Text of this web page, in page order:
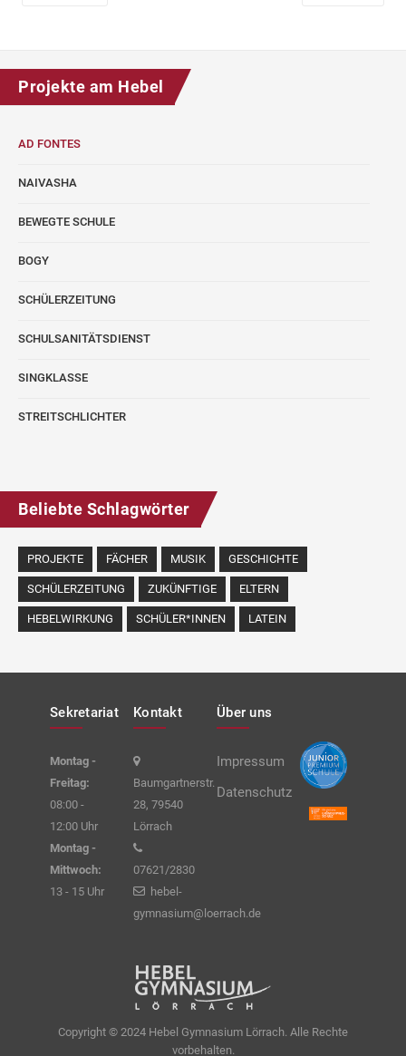
Projekte am Hebel
AD FONTES
NAIVASHA
BEWEGTE SCHULE
BOGY
SCHÜLERZEITUNG
SCHULSANITÄTSDIENST
SINGKLASSE
STREITSCHLICHTER
Beliebte Schlagwörter
PROJEKTE FÄCHER MUSIK GESCHICHTE
SCHÜLERZEITUNG ZUKÜNFTIGE ELTERN
HEBELWIRKUNG SCHÜLER*INNEN LATEIN
Sekretariat
Montag -
Freitag:
08:00 -
12:00 Uhr
Montag -
Mittwoch:
13 - 15 Uhr
Kontakt
Baumgartnerstr.
28, 79540
Lörrach
07621/2830
hebel-
gymnasium@loerrach.de
Über uns
Impressum
Datenschutz
Copyright © 2024 Hebel Gymnasium Lörrach. Alle Rechte
vorbehalten.